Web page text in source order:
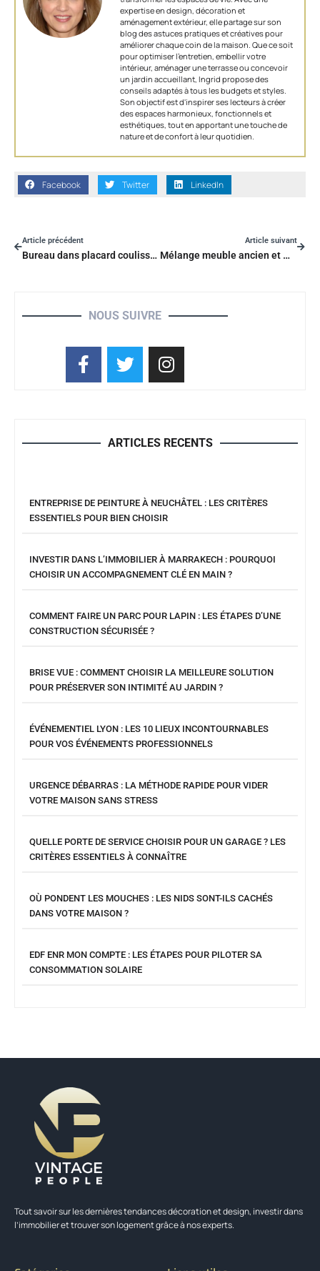
expertise en design, décoration et
aménagement extérieur, elle partage sur son
blog des astuces pratiques et créatives pour
améliorer chaque coin de la maison. Que ce soit
pour optimiser l’entretien, embellir votre
intérieur, aménager une terrasse ou concevoir
un jardin accueillant, Ingrid propose des
conseils adaptés à tous les budgets et styles.
Son objectif est d'inspirer ses lecteurs à créer
des espaces harmonieux, fonctionnels et
esthétiques, tout en apportant une touche de
nature et de confort à leur quotidien.
Facebook Twitter LinkedIn
Article précédent
Bureau dans placard coulissant : l’aménagement ergonomique et esthétique est-il possible ?
Article suivant
Mélange meuble ancien et moderne : la manière d’harmoniser chaque pièce ?
NOUS SUIVRE
ARTICLES RECENTS
ENTREPRISE DE PEINTURE À NEUCHÂTEL : LES CRITÈRES
ESSENTIELS POUR BIEN CHOISIR
INVESTIR DANS L’IMMOBILIER À MARRAKECH : POURQUOI
CHOISIR UN ACCOMPAGNEMENT CLÉ EN MAIN ?
COMMENT FAIRE UN PARC POUR LAPIN : LES ÉTAPES D’UNE
CONSTRUCTION SÉCURISÉE ?
BRISE VUE : COMMENT CHOISIR LA MEILLEURE SOLUTION
POUR PRÉSERVER SON INTIMITÉ AU JARDIN ?
ÉVÉNEMENTIEL LYON : LES 10 LIEUX INCONTOURNABLES
POUR VOS ÉVÉNEMENTS PROFESSIONNELS
URGENCE DÉBARRAS : LA MÉTHODE RAPIDE POUR VIDER
VOTRE MAISON SANS STRESS
QUELLE PORTE DE SERVICE CHOISIR POUR UN GARAGE ? LES
CRITÈRES ESSENTIELS À CONNAÎTRE
OÙ PONDENT LES MOUCHES : LES NIDS SONT-ILS CACHÉS
DANS VOTRE MAISON ?
EDF ENR MON COMPTE : LES ÉTAPES POUR PILOTER SA
CONSOMMATION SOLAIRE
Tout savoir sur les dernières tendances décoration et design, investir dans
l’immobilier et trouver son logement grâce à nos experts.